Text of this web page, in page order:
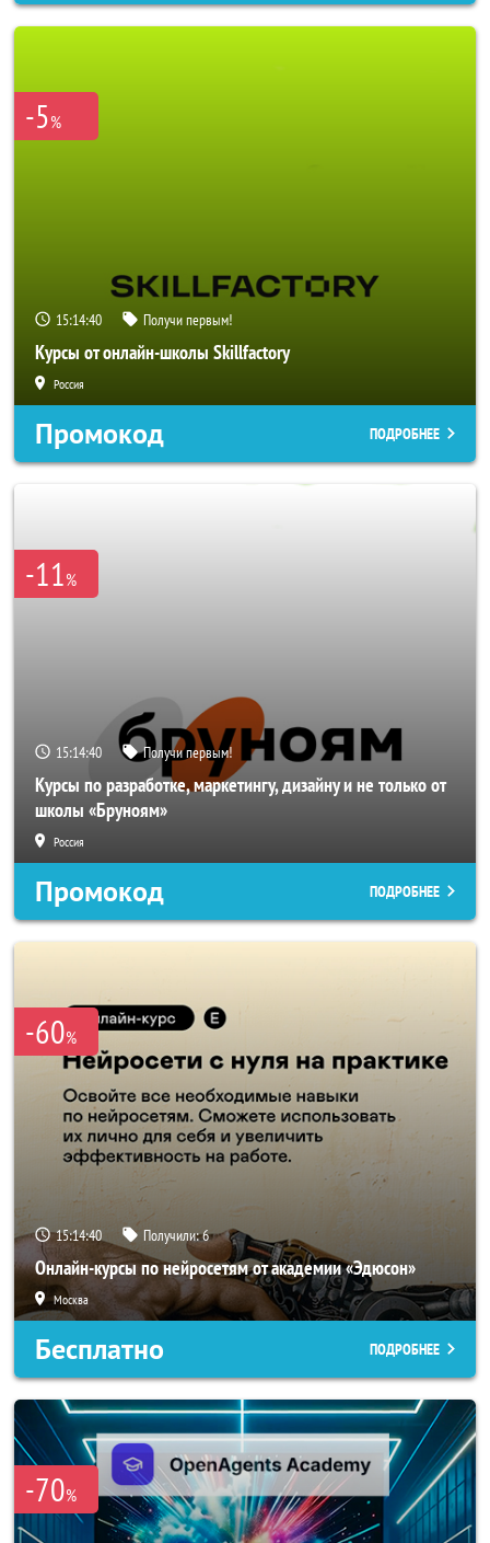
-5%
15:14:39 Получи первым!
Курсы от онлайн-школы Skillfactory
Россия
Промокод ПОДРОБНЕЕ
-11%
15:14:39 Получи первым!
Курсы по разработке, маркетингу, дизайну и не только от
школы «Бруноям»
Россия
Промокод ПОДРОБНЕЕ
-60%
15:14:39 Получили:6
Онлайн-курсы по нейросетям от академии «Эдюсон»
Москва
Бесплатно ПОДРОБНЕЕ
-70%